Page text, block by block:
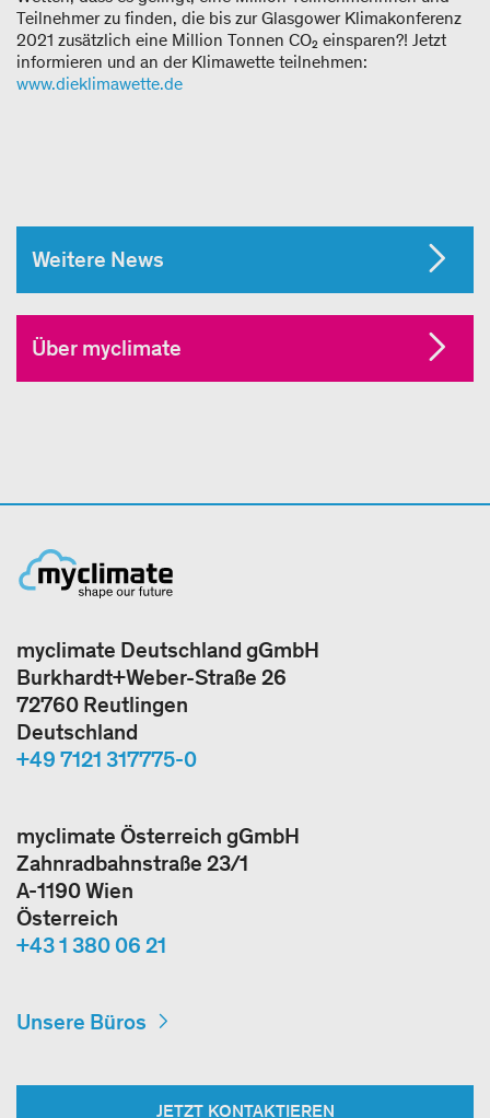
Teilnehmer zu finden, die bis zur Glasgower Klimakonferenz
2021 zusätzlich eine Million Tonnen CO₂ einsparen?! Jetzt
informieren und an der Klimawette teilnehmen:
www.dieklimawette.de
Weitere News
Über myclimate
myclimate Deutschland gGmbH
Burkhardt+Weber-Straße 26
72760 Reutlingen
Deutschland
+49 7121 317775-0
myclimate Österreich gGmbH
Zahnradbahnstraße 23/1
A-1190 Wien
Österreich
+43 1 380 06 21
Unsere Büros
JETZT KONTAKTIEREN